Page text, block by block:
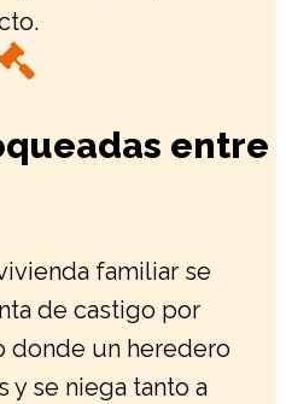
entre
familiar se
de castigo por
donde un heredero
y se niega tanto a